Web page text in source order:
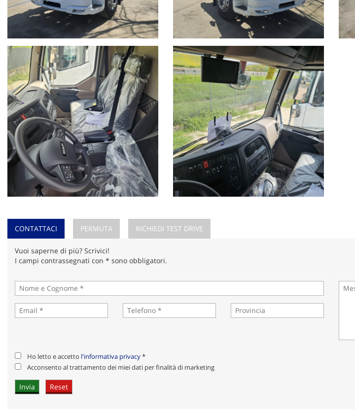
CONTATTACI PERMUTA RICHIEDI TEST DRIVE
Vuoi saperne di più? Scrivici!
I campi contrassegnati con * sono obbligatori.
Ho letto e accetto l'informativa privacy*
Acconsento al trattamento dei miei dati per finalità di marketing